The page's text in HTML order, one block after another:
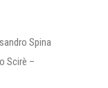
Spina
Scirè –